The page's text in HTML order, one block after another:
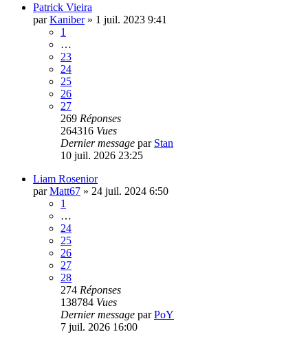
Patrick Vieira
parKaniber» 1 juil. 2023 9:41
1
…
23
24
25
26
27
269 Réponses
264316 Vues
Dernier message par Stan
10 juil. 2026 23:25
Liam Rosenior
parMatt67 » 24 juil. 2024 6:50
1
…
24
25
26
27
28
274 Réponses
138784 Vues
Dernier message parPoY
7 juil. 2026 16:00